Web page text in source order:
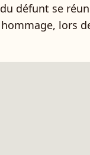
défunt se
lors